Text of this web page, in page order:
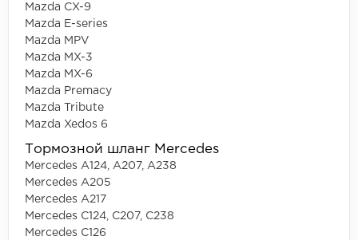
Mazda CX-9
Mazda E-series
Mazda MPV
Mazda MX-3
Mazda MX-6
Mazda Premacy
Mazda Tribute
Mazda Xedos 6
Тормозной шланг Mercedes
Mercedes A124, A207, A238
Mercedes A205
Mercedes A217
Mercedes C124, C207, C238
Mercedes C126